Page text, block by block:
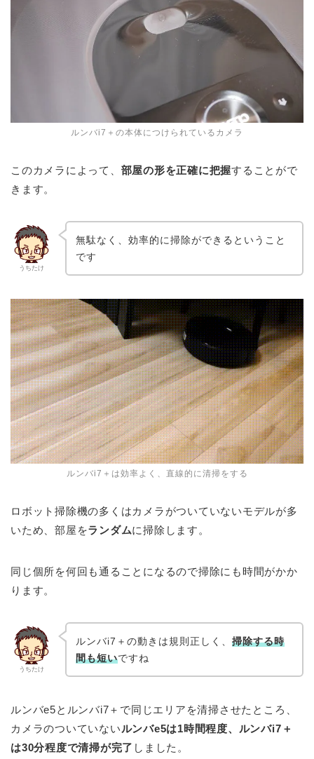
ルンバi7＋の本体につけられているカメラ
このカメラによって、 部屋の形を正確に把握することがで
きます。
うちたけ
無駄なく、効率的に掃除ができるということ
です
ルンバi7＋は効率よく、直線的に清掃をする
ロボット掃除機の多くはカメラがついていないモデルが多
いため、部屋をランダムに掃除します。
同じ個所を何回も通ることになるので掃除にも時間がかか
ります。
うちたけ
ルンバi7＋の動きは規則正しく、 掃除する時
間も短いですね
ルンバe5とルンバi7＋で同じエリアを清掃させたところ、
カメラのついていないルンバe5は1時間程度、ルンバi7＋
は30分程度で清掃が完了 しました。